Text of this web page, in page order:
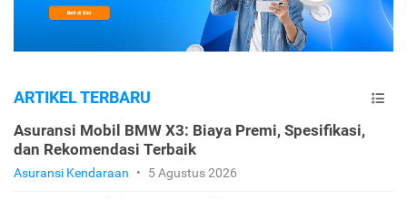
ARTIKEL TERBARU
Asuransi Mobil BMW X3: Biaya Premi, Spesifikasi,
dan Rekomendasi Terbaik
Asuransi Kendaraan • 5 Agustus 2026